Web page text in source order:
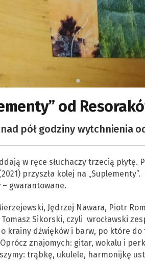
od
pół godziny wytchnienia
w ręce słuchaczy trzecią płytę.
przyszła kolej na
– gwarantowane.
Jędrzej Nawara, Piotr
Sikorski, czyli wrocławski
krainy dźwięków i barw, po które do
Oprócz znajomych: gitar, wokalu i
trąbkę, ukulele, harmonijkę